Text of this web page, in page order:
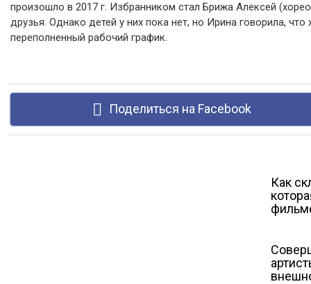
произошло в 2017 г. Избранником стал Брижа Алексей
друзья. Однако детей у них пока нет, но Ирина говорила,
переполненный рабочий график.
Поделиться на Facebook
Как